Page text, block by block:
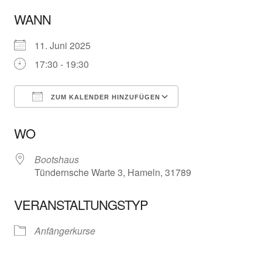
WANN
11. Juni 2025
17:30 - 19:30
ZUM KALENDER HINZUFÜGEN
WO
Bootshaus
Tündernsche Warte 3, Hameln, 31789
VERANSTALTUNGSTYP
Anfängerkurse